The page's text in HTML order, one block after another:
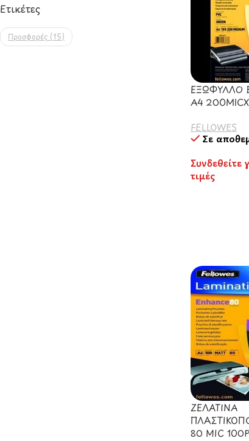
Ετικέτες
Προσφορές (15)
ΕΞΩΦΥΛΛΟ
Α4
FELLOWES
Σε
Συνδεθείτε
τιμές
ΖΕΛΑΤΙΝΑ
80 MIC